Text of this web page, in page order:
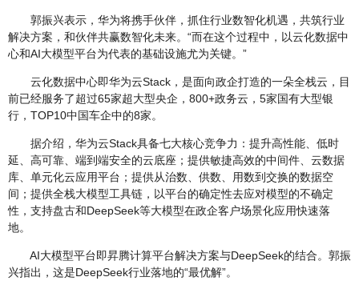
郭振兴表示，华为将携手伙伴，抓住行业数智化机遇，共筑行业
解决方案，和伙伴共赢数智化未来。“而在这个过程中，以云化数据中
心和AI大模型平台为代表的基础设施尤为关键。”
云化数据中心即华为云Stack，是面向政企打造的一朵全栈云，目
前已经服务了超过65家超大型央企，800+政务云，5家国有大型银
行，TOP10中国车企中的8家。
据介绍，华为云Stack具备七大核心竞争力：提升高性能、低时
延、高可靠、端到端安全的云底座；提供敏捷高效的中间件、云数据
库、单元化云应用平台；提供从治数、供数、用数到交换的数据空
间；提供全栈大模型工具链，以平台的确定性去应对模型的不确定
性，支持盘古和DeepSeek等大模型在政企客户场景化应用快速落
地。
AI大模型平台即昇腾计算平台解决方案与DeepSeek的结合。郭振
兴指出，这是DeepSeek行业落地的“最优解”。